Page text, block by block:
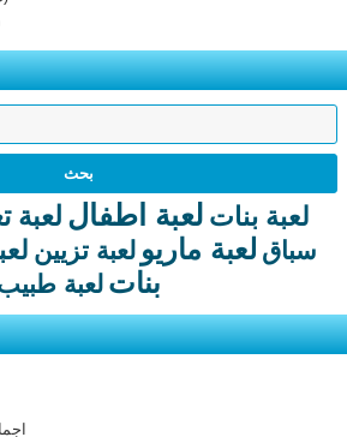
لعبة بنات لعبة اطفال لعبة
سباق لعبة ماريو لعبة تزيين
بنات لعبة